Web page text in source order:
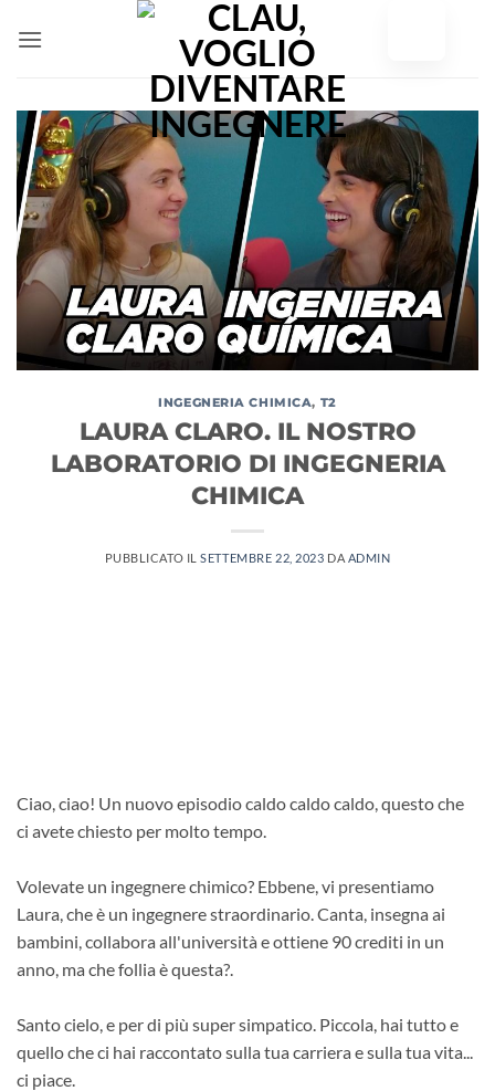
INGEGNERIA CHIMICA, T2
LAURA CLARO. IL NOSTRO
LABORATORIO DI INGEGNERIA
CHIMICA
PUBBLICATO ILSETTEMBRE 22, 2023 DA ADMIN
Ciao, ciao! Un nuovo episodio caldo caldo caldo, questo che
ci avete chiesto per molto tempo.
Volevate un ingegnere chimico? Ebbene, vi presentiamo
Laura, che è un ingegnere straordinario. Canta, insegna ai
bambini, collabora all'università e ottiene 90 crediti in un
anno, ma che follia è questa?.
Santo cielo, e per di più super simpatico. Piccola, hai tutto e
quello che ci hai raccontato sulla tua carriera e sulla tua vita...
ci piace.